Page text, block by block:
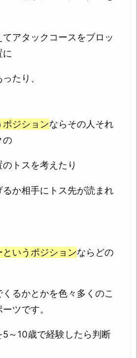
アタックコースをブロッ
に
たり、
ジションならその人それ
の
の トスを考えたり
か相手にトス先が読まれ
というポジションならどの
るかとかを色々多くのこ
ツです。
～10歳で経験したら判断